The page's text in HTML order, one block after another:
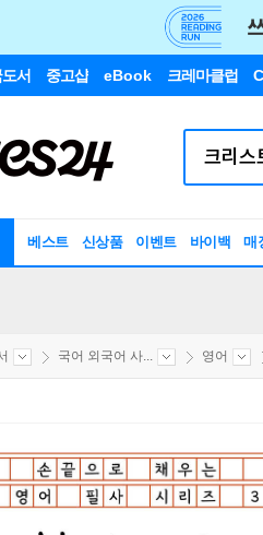
서 중고샵 eBook 크레마클럽
베스트 신상품 이벤트 바이백 매
국어 외국어 사... 영어